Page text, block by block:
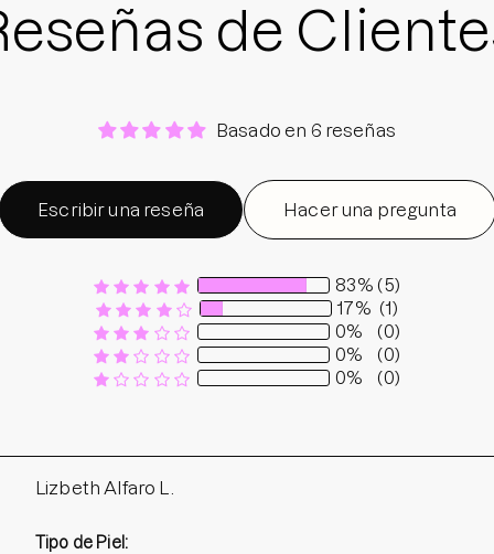
de
Basado en 6 reseñas
Escribir una reseña Hacer una pregunta
83% (5)
17% (1)
0%
(0)
0%
(0)
0%
(0)
Sort by
Lizbeth Alfaro L.
Tipo de Piel: